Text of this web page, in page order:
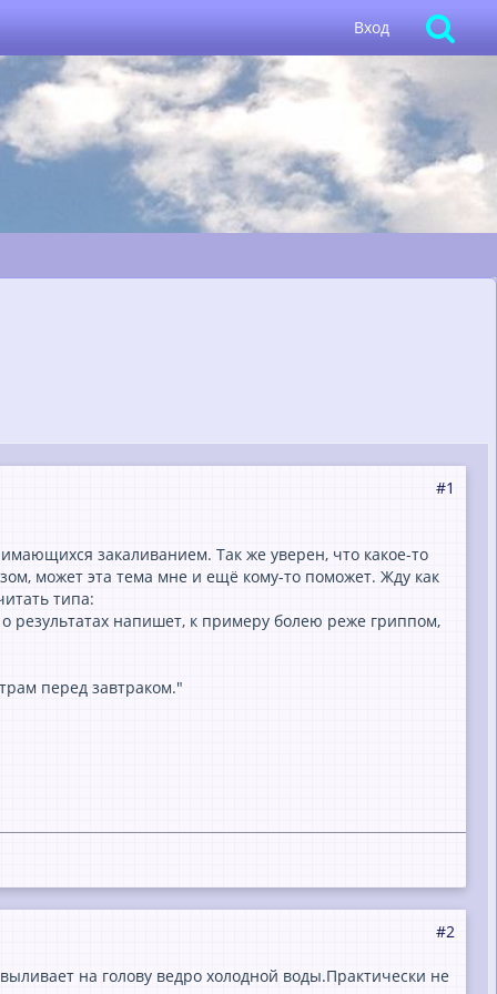
Вход
#1
закаливанием. Так же уверен, что какое-то
может эта тема мне и ещё кому-то поможет. Жду как
типа:
результатах напишет, к примеру болею реже гриппом,
перед завтраком."
#2
на голову ведро холодной воды.Практически не